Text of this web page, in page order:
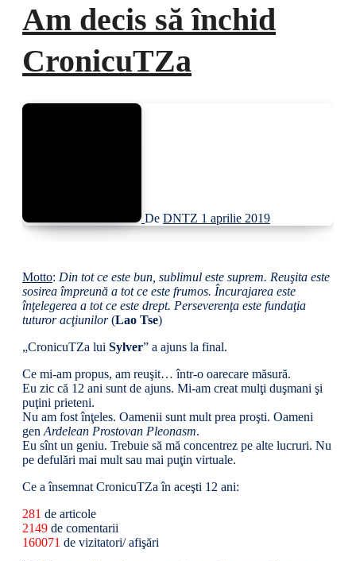
Am decis să închid
CronicuTZa
De DNTZ 1 aprilie 2019
Motto: Din tot ce este bun, sublimul este suprem. Reuşita este
sosirea împreună a tot ce este frumos. Încurajarea este
înţelegerea a tot ce este drept. Perseverenţa este fundaţia
tuturor acţiunilor(Lao Tse)
„CronicuTZa lui Sylver” a ajuns la final.
Ce mi-am propus, am reuşit… într-o oarecare măsură.
Eu zic că 12 ani sunt de ajuns. Mi-am creat mulţi duşmani şi
puţini prieteni.
Nu am fost înţeles. Oamenii sunt mult prea proşti. Oameni
gen Ardelean Prostovan Pleonasm.
Eu sînt un geniu. Trebuie să mă concentrez pe alte lucruri. Nu
pe defulări mai mult sau mai puţin virtuale.
Ce a însemnat CronicuTZa în aceşti 12 ani:
281 de articole
2149 de comentarii
160071 de vizitatori/ afişări